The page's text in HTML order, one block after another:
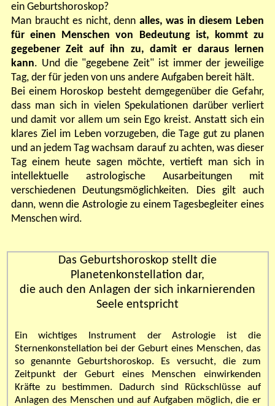
ein Geburtshoroskop?
Man braucht es nicht, denn alles, was in diesem Leben
für einen Menschen von Bedeutung ist, kommt zu
gegebener Zeit auf ihn zu, damit er daraus lernen
kann. Und die "gegebene Zeit" ist immer der jeweilige
Tag, der für jeden von uns andere Aufgaben bereit hält.
Bei einem Horoskop besteht demgegenüber die Gefahr,
dass man sich in vielen Spekulationen darüber verliert
und damit vor allem um sein Ego kreist. Anstatt sich ein
klares Ziel im Leben vorzugeben, die Tage gut zu planen
und an jedem Tag wachsam darauf zu achten, was dieser
Tag einem heute sagen möchte, vertieft man sich in
intellektuelle astrologische Ausarbeitungen mit
verschiedenen Deutungsmöglichkeiten. Dies gilt auch
dann, wenn die Astrologie zu einem Tagesbegleiter eines
Menschen wird.
Das Geburtshoroskop stellt die
Planetenkonstellation dar,
die auch den Anlagen der sich inkarnierenden
Seele entspricht
Ein wichtiges Instrument der Astrologie ist die
Sternenkonstellation bei der Geburt eines Menschen, das
so genannte Geburtshoroskop. Es versucht, die zum
Zeitpunkt der Geburt eines Menschen einwirkenden
Kräfte zu bestimmen. Dadurch sind Rückschlüsse auf
Anlagen des Menschen und auf Aufgaben möglich, die er